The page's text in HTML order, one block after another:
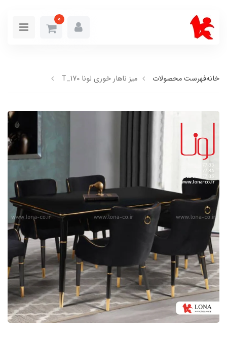
0
خانهفهرست محصولات میز ناهار خوری لونا T_170